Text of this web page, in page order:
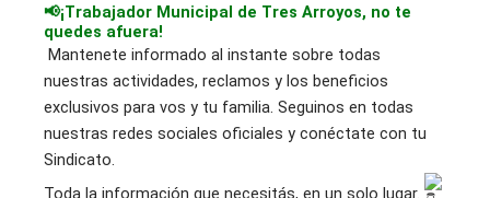
📢¡Trabajador Municipal de Tres Arroyos, no te
quedes afuera!
Mantenete informado al instante sobre todas
nuestras actividades, reclamos y los beneficios
exclusivos para vos y tu familia. Seguinos en todas
nuestras redes sociales oficiales y conéctate con tu
Sindicato.
Toda la información que necesitás, en un solo lugar.